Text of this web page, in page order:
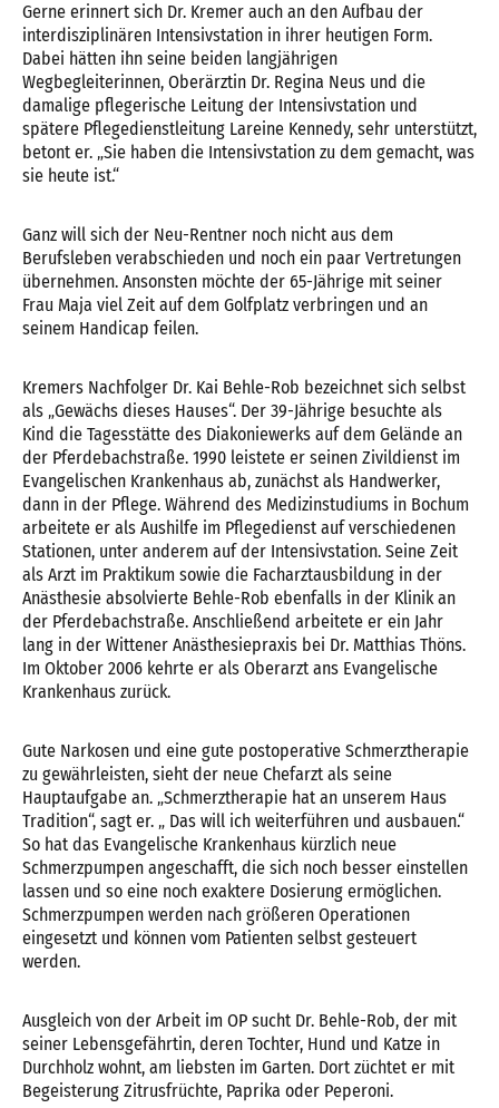
Gerne erinnert sich Dr. Kremer auch an den Aufbau der
interdisziplinären Intensivstation in ihrer heutigen Form.
Dabei hätten ihn seine beiden langjährigen
Wegbegleiterinnen, Oberärztin Dr. Regina Neus und die
damalige pflegerische Leitung der Intensivstation und
spätere Pflegedienstleitung Lareine Kennedy, sehr unterstützt,
betont er. „Sie haben die Intensivstation zu dem gemacht, was
sie heute ist.“
Ganz will sich der Neu-Rentner noch nicht aus dem
Berufsleben verabschieden und noch ein paar Vertretungen
übernehmen. Ansonsten möchte der 65-Jährige mit seiner
Frau Maja viel Zeit auf dem Golfplatz verbringen und an
seinem Handicap feilen.
Kremers Nachfolger Dr. Kai Behle-Rob bezeichnet sich selbst
als „Gewächs dieses Hauses“. Der 39-Jährige besuchte als
Kind die Tagesstätte des Diakoniewerks auf dem Gelände an
der Pferdebachstraße. 1990 leistete er seinen Zivildienst im
Evangelischen Krankenhaus ab, zunächst als Handwerker,
dann in der Pflege. Während des Medizinstudiums in Bochum
arbeitete er als Aushilfe im Pflegedienst auf verschiedenen
Stationen, unter anderem auf der Intensivstation. Seine Zeit
als Arzt im Praktikum sowie die Facharztausbildung in der
Anästhesie absolvierte Behle-Rob ebenfalls in der Klinik an
der Pferdebachstraße. Anschließend arbeitete er ein Jahr
lang in der Wittener Anästhesiepraxis bei Dr. Matthias Thöns.
Im Oktober 2006 kehrte er als Oberarzt ans Evangelische
Krankenhaus zurück.
Gute Narkosen und eine gute postoperative Schmerztherapie
zu gewährleisten, sieht der neue Chefarzt als seine
Hauptaufgabe an. „Schmerztherapie hat an unserem Haus
Tradition“, sagt er. „ Das will ich weiterführen und ausbauen.“
So hat das Evangelische Krankenhaus kürzlich neue
Schmerzpumpen angeschafft, die sich noch besser einstellen
lassen und so eine noch exaktere Dosierung ermöglichen.
Schmerzpumpen werden nach größeren Operationen
eingesetzt und können vom Patienten selbst gesteuert
werden.
Ausgleich von der Arbeit im OP sucht Dr. Behle-Rob, der mit
seiner Lebensgefährtin, deren Tochter, Hund und Katze in
Durchholz wohnt, am liebsten im Garten. Dort züchtet er mit
Begeisterung Zitrusfrüchte, Paprika oder Peperoni.